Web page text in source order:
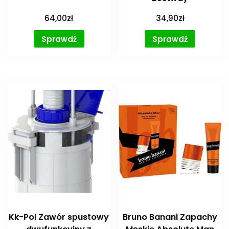
64,00zł
Sprawdź
34,90zł
Sprawdź
Kk-Pol Zawór spustowy
Bruno Banani Zapachy